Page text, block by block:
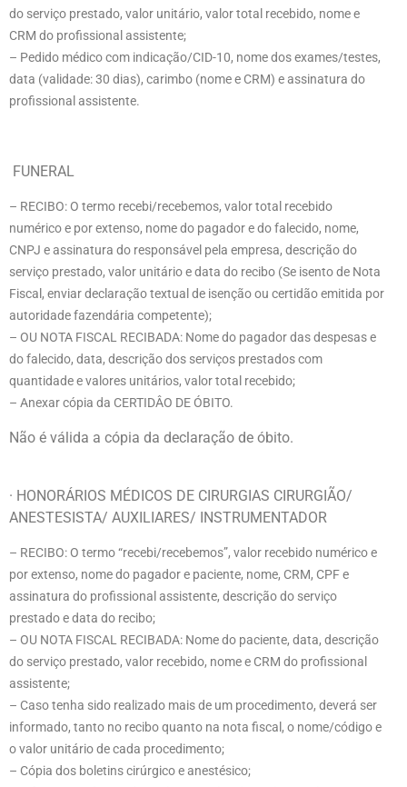
do serviço prestado, valor unitário, valor total recebido, nome e
CRM do profissional assistente;
– Pedido médico com indicação/CID-10, nome dos exames/testes,
data (validade: 30 dias), carimbo (nome e CRM) e assinatura do
profissional assistente.
FUNERAL
– RECIBO: O termo recebi/recebemos, valor total recebido
numérico e por extenso, nome do pagador e do falecido, nome,
CNPJ e assinatura do responsável pela empresa, descrição do
serviço prestado, valor unitário e data do recibo (Se isento de Nota
Fiscal, enviar declaração textual de isenção ou certidão emitida por
autoridade fazendária competente);
– OU NOTA FISCAL RECIBADA: Nome do pagador das despesas e
do falecido, data, descrição dos serviços prestados com
quantidade e valores unitários, valor total recebido;
– Anexar cópia da CERTIDÂO DE ÓBITO.
Não é válida a cópia da declaração de óbito.
· HONORÁRIOS MÉDICOS DE CIRURGIAS CIRURGIÃO/
ANESTESISTA/ AUXILIARES/ INSTRUMENTADOR
– RECIBO: O termo “recebi/recebemos”, valor recebido numérico e
por extenso, nome do pagador e paciente, nome, CRM, CPF e
assinatura do profissional assistente, descrição do serviço
prestado e data do recibo;
– OU NOTA FISCAL RECIBADA: Nome do paciente, data, descrição
do serviço prestado, valor recebido, nome e CRM do profissional
assistente;
– Caso tenha sido realizado mais de um procedimento, deverá ser
informado, tanto no recibo quanto na nota fiscal, o nome/código e
o valor unitário de cada procedimento;
– Cópia dos boletins cirúrgico e anestésico;